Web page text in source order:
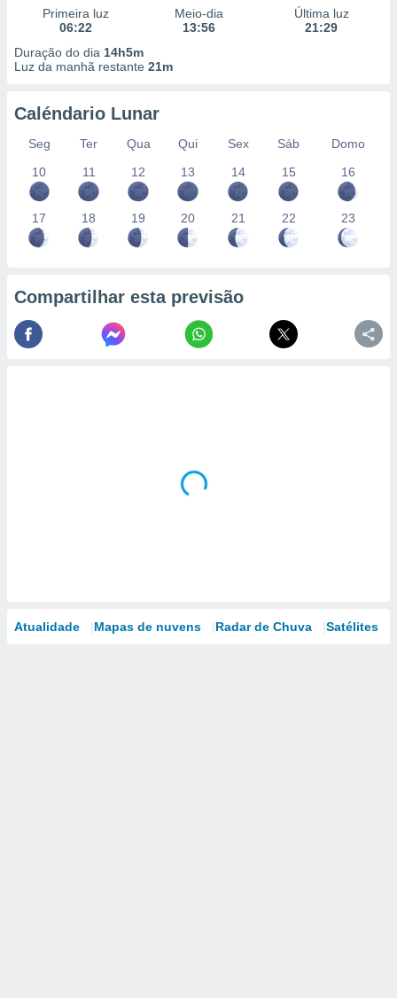
Primeira luz
06:22
Meio-dia
13:56
Última luz
21:29
Duração do dia 14h5m
Luz da manhã restante 21m
Caléndario Lunar
Seg Ter Qua Qui Sex Sáb
Domo
10
11 12 13 14 15 16
17 18 19 20 21 22 23
Compartilhar esta previsão
Atualidade Mapas de nuvens Radar de Chuva Satélites